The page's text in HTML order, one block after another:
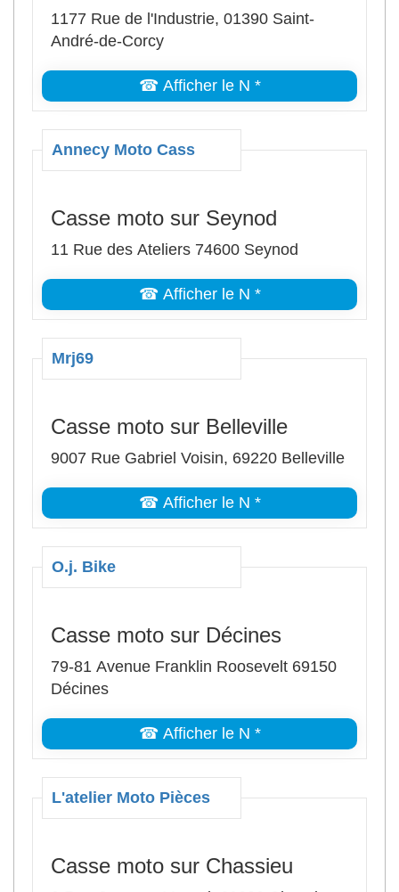
1177 Rue de l'Industrie, 01390 Saint-
André-de-Corcy
☎ Afficher le N *
Annecy Moto Cass
Casse moto sur Seynod
11 Rue des Ateliers 74600 Seynod
☎ Afficher le N *
Mrj69
Casse moto sur Belleville
9007 Rue Gabriel Voisin, 69220 Belleville
☎ Afficher le N *
O.j. Bike
Casse moto sur Décines
79-81 Avenue Franklin Roosevelt 69150
Décines
☎ Afficher le N *
L'atelier Moto Pièces
Casse moto sur Chassieu